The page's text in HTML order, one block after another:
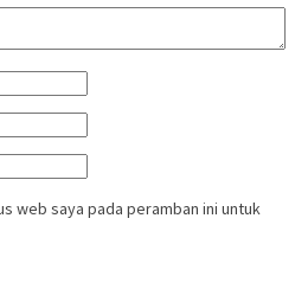
web saya pada peramban ini untuk